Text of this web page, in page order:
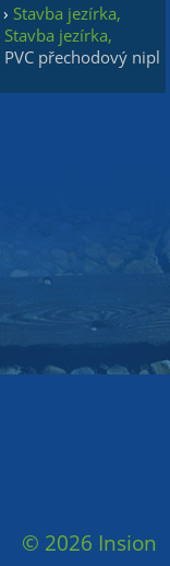
› Stavba jezírka,
Stavba jezírka,
PVC přechodový nipl
© 2026 Insion